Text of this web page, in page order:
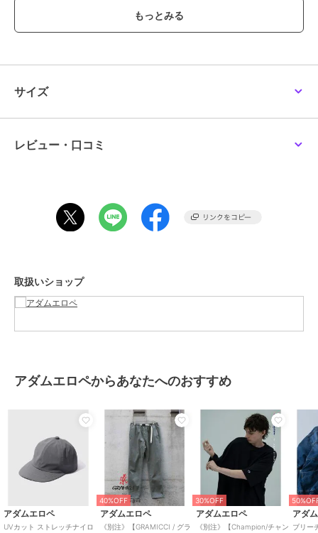
サイズ
レビュー・口コミ
取扱いショップ
アダムエロペからあなたへのおすすめ
アダムエロペ
UVカット ストレッチナイロ
40%OFF
アダムエロペ
《別注》【GRAMICCI / グラ
30%OFF
アダムエロペ
《別注》【Champion/チャン
アダ
ブリー